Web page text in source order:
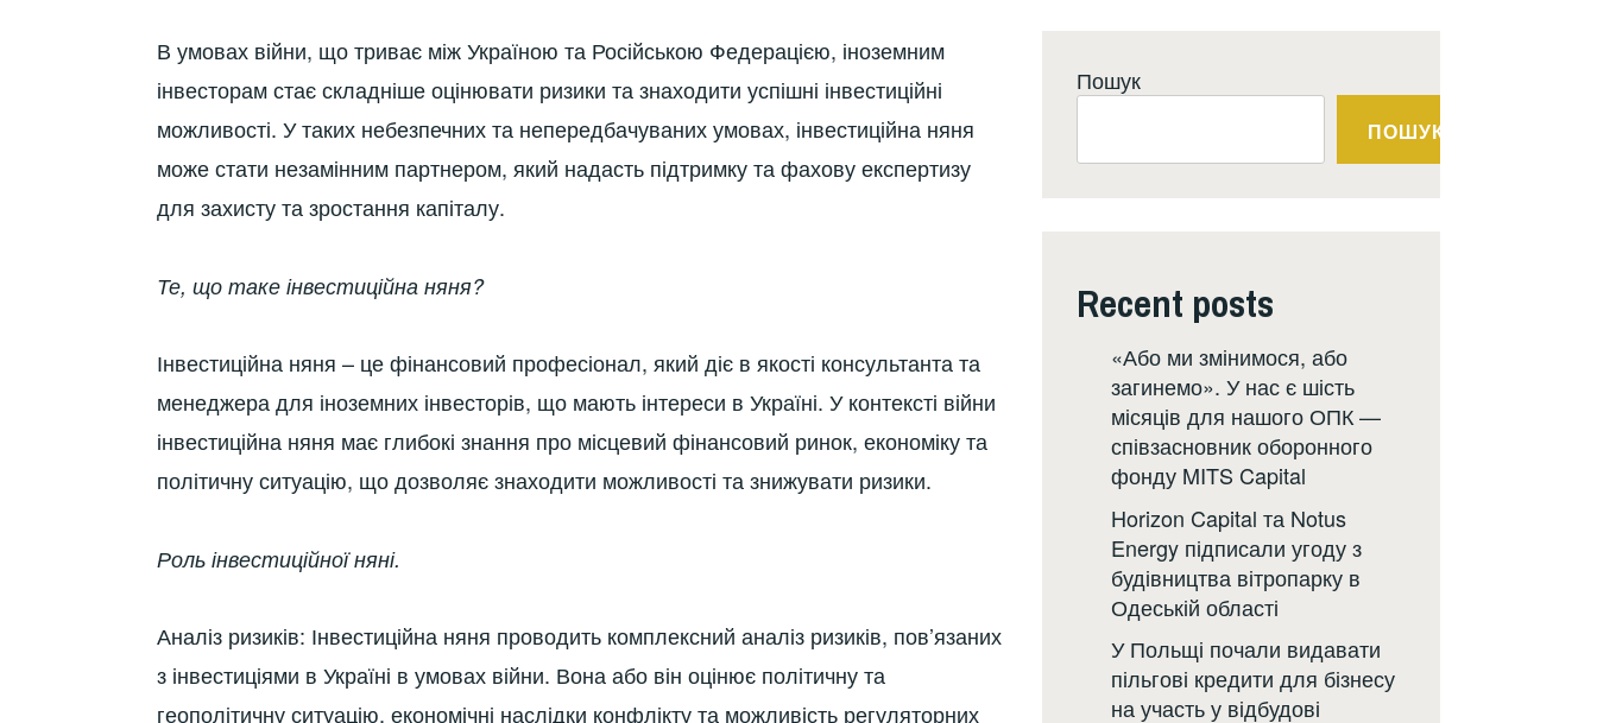
В умовах війни, що триває між Україною та Російською Федерацією, іноземним
інвесторам стає складніше оцінювати ризики та знаходити успішні інвестиційні
можливості. У таких небезпечних та непередбачуваних умовах, інвестиційна няня
може стати незамінним партнером, який надасть підтримку та фахову експертизу
для захисту та зростання капіталу.
Те, що таке інвестиційна няня?
Інвестиційна няня – це фінансовий професіонал, який діє в якості консультанта та
менеджера для іноземних інвесторів, що мають інтереси в Україні. У контексті війни
інвестиційна няня має глибокі знання про місцевий фінансовий ринок, економіку та
політичну ситуацію, що дозволяє знаходити можливості та знижувати ризики.
Роль інвестиційної няні.
Аналіз ризиків: Інвестиційна няня проводить комплексний аналіз ризиків, пов’язаних
з інвестиціями в Україні в умовах війни. Вона або він оцінює політичну та
геополітичну ситуацію, економічні наслідки конфлікту та можливість регуляторних
Пошук
ПОШУК
Recent posts
«Або ми змінимося, або
загинемо». У нас є шість
місяців для нашого ОПК —
співзасновник оборонного
фонду MITS Capital
Horizon Capital та Notus
Energy підписали угоду з
будівництва вітропарку в
Одеській області
У Польщі почали видавати
пільгові кредити для бізнесу
на участь у відбудові